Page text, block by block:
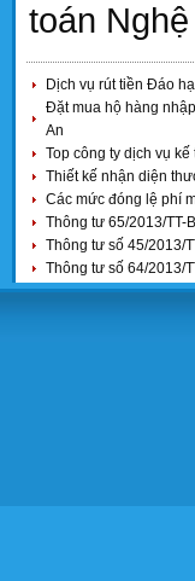
toán Nghệ
Dịch vụ rút tiền Đáo
Đặt mua hộ hàng
An
Top công ty dịch vụ
Thiết kế nhận diện
Các mức đóng lệ phí
Thông tư 65/2013/TT-
Thông tư số 45/2013/
Thông tư số 64/2013/